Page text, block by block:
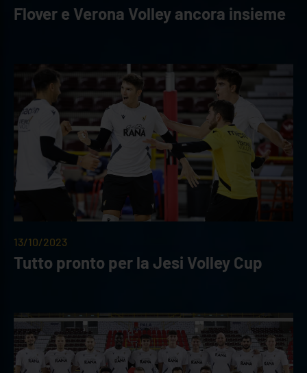
Flover e Verona Volley ancora insieme
13/10/2023
Tutto pronto per la Jesi Volley Cup